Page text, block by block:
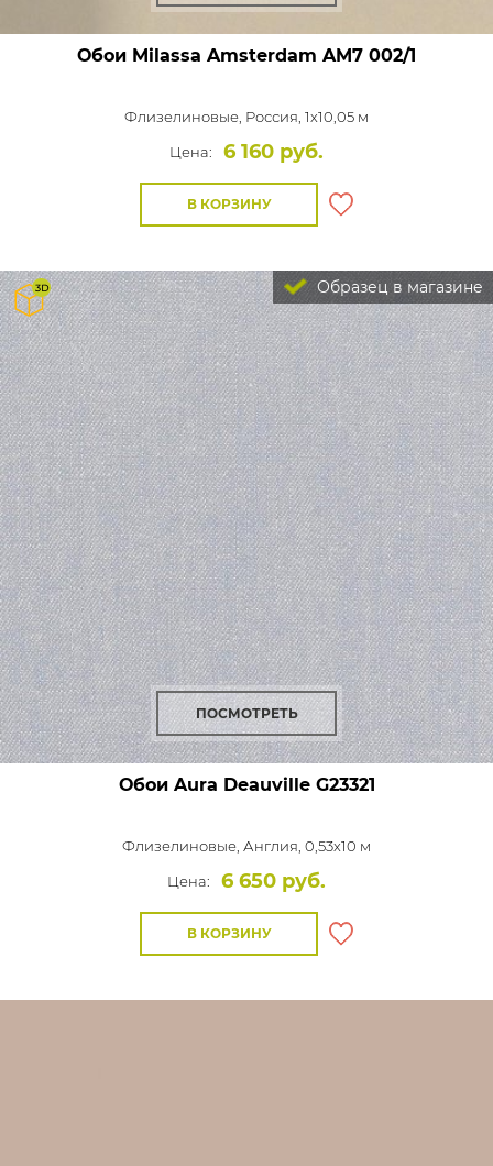
Обои Milassa Amsterdam AM7 002/1
Флизелиновые, Россия, 1x10,05 м
Цена:
6 160 руб.
В КОРЗИНУ
Образец в магазине
ПОСМОТРЕТЬ
Обои Aura DeauvilleG23321
Флизелиновые, Англия, 0,53x10 м
Цена:
6 650 руб.
В КОРЗИНУ